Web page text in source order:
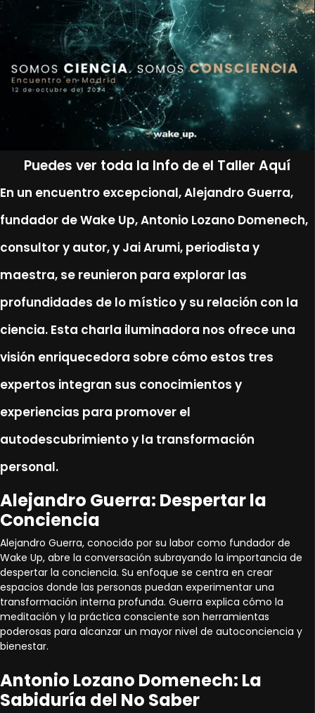
Puedes ver toda la Info de el Taller Aquí
En un encuentro excepcional, Alejandro Guerra,
fundador de Wake Up, Antonio Lozano Domenech,
consultor y autor, y Jai Arumi, periodista y
maestra, se reunieron para explorar las
profundidades de lo místico y su relación con la
ciencia. Esta charla iluminadora nos ofrece una
visión enriquecedora sobre cómo estos tres
expertos integran sus conocimientos y
experiencias para promover el
autodescubrimiento y la transformación
personal.
Alejandro Guerra: Despertar la
Conciencia
Alejandro Guerra, conocido por su labor como fundador de
Wake Up, abre la conversación subrayando la importancia de
despertar la conciencia. Su enfoque se centra en crear
espacios donde las personas puedan experimentar una
transformación interna profunda. Guerra explica cómo la
meditación y la práctica consciente son herramientas
poderosas para alcanzar un mayor nivel de autoconciencia y
bienestar.
Antonio Lozano Domenech: La
Sabiduría del No Saber